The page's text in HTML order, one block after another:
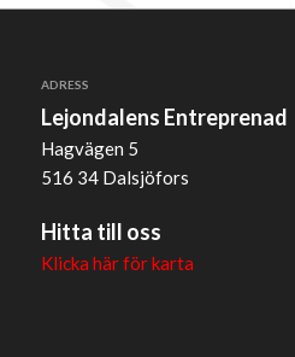
ADRESS
Lejondalens Entreprenad
Hagvägen 5
516 34 Dalsjöfors
Hitta till oss
Klicka här för karta